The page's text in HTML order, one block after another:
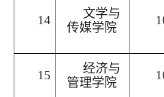
14
文学与
传媒学院
15
经济与
管理学院